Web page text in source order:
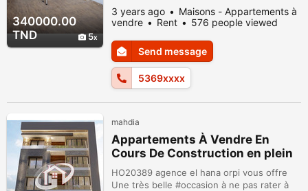
340000.00
TND
5
☀️et calme? dans une immeuble avec
assesseur et gardien jour et nuiten face la
plage . #Appartement super idéalement
situé (#plage?, commerces?, hotels ). ; cet
#appartement est composé de: ✅ séjour
lumineux et confortable avec un coin à
manger ouv...
3 years ago
Maisons - Appartements à
vendre
Rent 576 people viewed
Send message
5369xxxx
mahdia
Appartements À Vendre En
Cours De Construction en plein
beau de mahdia
HO20389 agence el hana orpi vous offre
Une très belle #occasion à ne pas rater à